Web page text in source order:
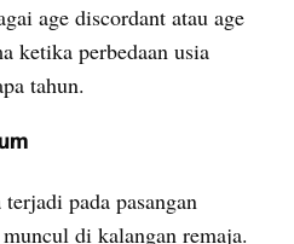
age discordant atau age
ketika perbedaan usia
tahun.
pada pasangan
di kalangan remaja.